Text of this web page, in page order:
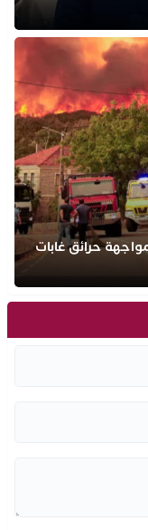
حرائق غابات